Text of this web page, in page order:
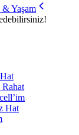
Yaşam
Hat